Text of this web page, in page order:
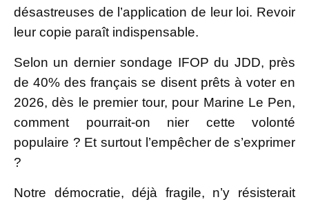
désastreuses de l’application de leur loi. Revoir
leur copie paraît indispensable.
Selon un dernier sondage IFOP du JDD, près
de 40% des français se disent prêts à voter en
2026, dès le premier tour, pour Marine Le Pen,
comment pourrait-on nier cette volonté
populaire ? Et surtout l’empêcher de s’exprimer
?
Notre démocratie, déjà fragile, n’y résisterait